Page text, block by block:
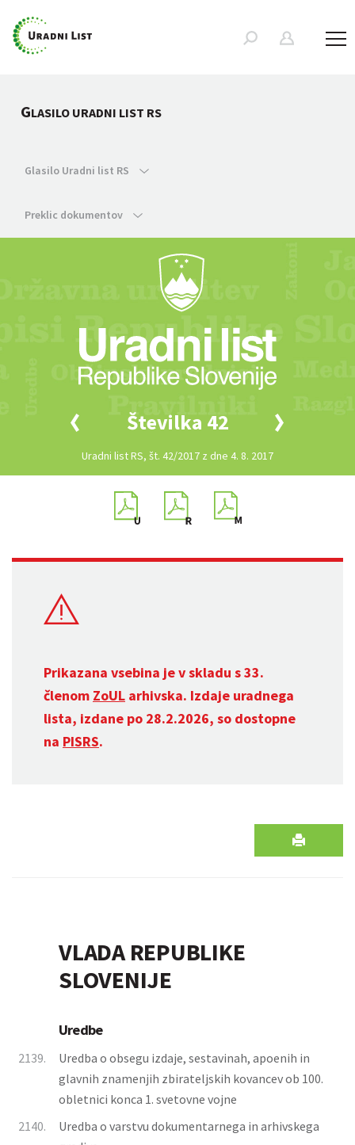
GLASILO URADNI LIST RS
Glasilo Uradni list RS
Preklic dokumentov
Številka 42
Uradni list RS, št. 42/2017 z dne 4. 8. 2017
Prikazana vsebina je v skladu s 33.
členom ZoUL arhivska. Izdaje uradnega
lista, izdane po 28.2.2026, so dostopne
na PISRS.
VLADA REPUBLIKE
SLOVENIJE
Uredbe
2139.
Uredba o obsegu izdaje, sestavinah, apoenih in
glavnih znamenjih zbirateljskih kovancev ob 100.
obletnici konca 1. svetovne vojne
2140.
Uredba o varstvu dokumentarnega in arhivskega